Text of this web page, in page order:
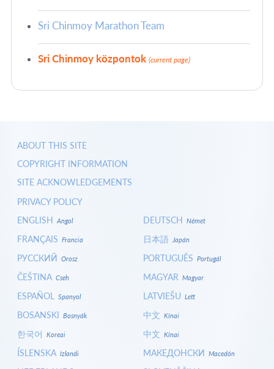
Sri Chinmoy Marathon Team
Sri Chinmoy központok (current page)
ABOUT THIS SITE
COPYRIGHT INFORMATION
SITE ACKNOWLEDGEMENTS
PRIVACY POLICY
ENGLISH Angol
FRANÇAIS Francia
РУССКИЙ Orosz
ČEŠTINA Cseh
ESPAÑOL Spanyol
BOSANSKI Bosnyák
한국어 Koreai
ÍSLENSKA Izlandi
DEUTSCH Német
日本語 Japán
PORTUGUÊS Portugál
MAGYAR Magyar
LATVIEŠU Lett
中文 Kínai
中文 Kínai
МАКЕДОНСКИ Macedón